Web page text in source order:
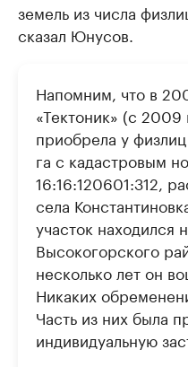
земель из числа
сказал Юнусов.
Напомним, что в
«Тектоник» (с
приобрела у
га с кадастровым
16:16:120601:312,
села
участок находился
Высокогорского
несколько лет он
Никаких
Часть из них была
индивидуальную